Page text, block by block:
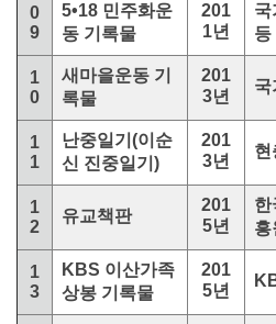
0
9
5•18 민주화운
동 기록물
201
1년
국
등
1
0
새마을운동 기
록물
201
3년
국
1
1
난중일기(이순
신 진중일기)
201
3년
현
1
2
유교책판
201
5년
한
흥
1
3
KBS 이산가족
상봉 기록물
201
5년